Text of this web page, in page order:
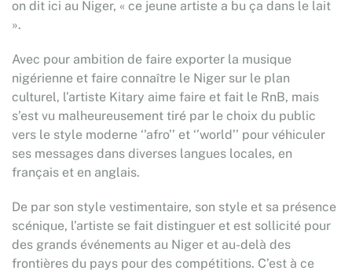
on dit ici au Niger, « ce jeune artiste a bu ça dans le lait
».
Avec pour ambition de faire exporter la musique
nigérienne et faire connaître le Niger sur le plan
culturel, l’artiste Kitary aime faire et fait le RnB, mais
s’est vu malheureusement tiré par le choix du public
vers le style moderne ‘’afro’’ et ‘’world’’ pour véhiculer
ses messages dans diverses langues locales, en
français et en anglais.
De par son style vestimentaire, son style et sa présence
scénique, l’artiste se fait distinguer et est sollicité pour
des grands événements au Niger et au-delà des
frontières du pays pour des compétitions. C’est à ce